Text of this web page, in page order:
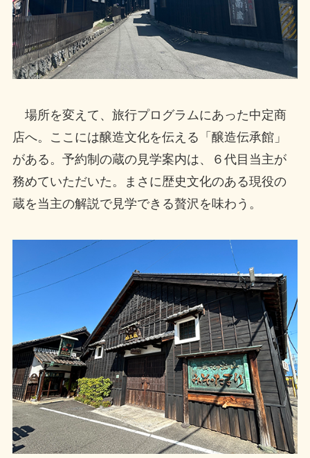
場所を変えて、旅行プログラムにあった中定商
店へ。ここには醸造文化を伝える「醸造伝承館」
がある。予約制の蔵の見学案内は、６代目当主が
務めていただいた。まさに歴史文化のある現役の
蔵を当主の解説で見学できる贅沢を味わう。